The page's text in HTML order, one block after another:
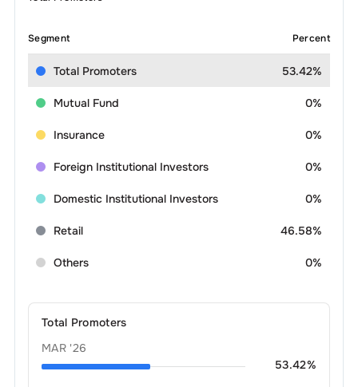
Segment Percent
Total Promoters 53.42%
Mutual Fund 0%
Insurance 0%
Foreign Institutional Investors 0%
Domestic Institutional Investors 0%
Retail 46.58%
Others 0%
Total Promoters
MAR '26
53.42%